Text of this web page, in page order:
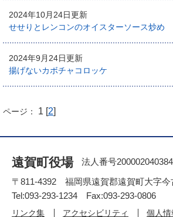
2024年10月24日更新
せせりとレンコンのオイスターソース炒め
2024年9月24日更新
揚げないカボチャコロッケ
ページ： 1 [2]
遠賀町役場
法人番号
〒811-4392 福岡県遠賀郡遠賀町大字今
Tel:093-293-1234 Fax:093-293-0806
リンク集 アクセシビリティ 個人